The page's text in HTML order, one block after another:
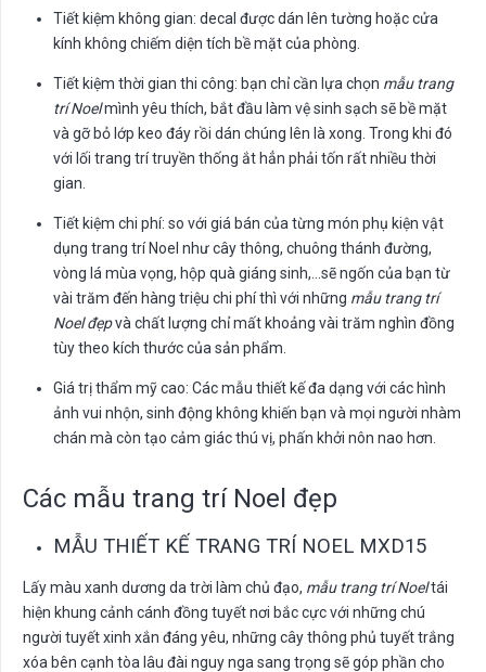
Tiết kiệm không gian: decal được dán lên tường hoặc cửa
kính không chiếm diện tích bề mặt của phòng.
Tiết kiệm thời gian thi công: bạn chỉ cần lựa chọn mẫu trang
trí Noelmình yêu thích, bắt đầu làm vệ sinh sạch sẽ bề mặt
và gỡ bỏ lớp keo đáy rồi dán chúng lên là xong. Trong khi đó
với lối trang trí truyền thống ắt hẳn phải tốn rất nhiều thời
gian.
Tiết kiệm chi phí: so với giá bán của từng món phụ kiện vật
dụng trang trí Noel như cây thông, chuông thánh đường,
vòng lá mùa vọng, hộp quà giáng sinh,…sẽ ngốn của bạn từ
vài trăm đến hàng triệu chi phí thì với những mẫu trang trí
Noel đẹpvà chất lượng chỉ mất khoảng vài trăm nghìn đồng
tùy theo kích thước của sản phẩm.
Giá trị thẩm mỹ cao: Các mẫu thiết kế đa dạng với các hình
ảnh vui nhộn, sinh động không khiến bạn và mọi người nhàm
chán mà còn tạo cảm giác thú vị, phấn khởi nôn nao hơn.
Các mẫu trang trí Noel đẹp
MẪU THIẾT KẾ TRANG TRÍ NOEL MXD15
Lấy màu xanh dương da trời làm chủ đạo, mẫu trang trí Noeltái
hiện khung cảnh cánh đồng tuyết nơi bắc cực với những chú
người tuyết xinh xắn đáng yêu, những cây thông phủ tuyết trắng
xóa bên cạnh tòa lâu đài nguy nga sang trọng sẽ góp phần cho